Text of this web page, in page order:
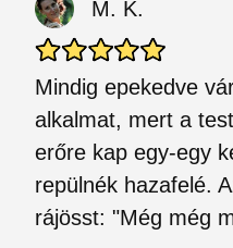
M. K.
Mindig epekedve
alkalmat, mert a
erőre kap egy-egy
repülnék hazafelé.
rájösst: "Még még